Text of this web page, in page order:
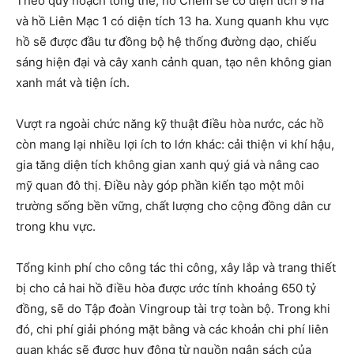
và hồ Liên Mạc 1 có diện tích 13 ha. Xung quanh khu vực
hồ sẽ được đầu tư đồng bộ hệ thống đường dạo, chiếu
sáng hiện đại và cây xanh cảnh quan, tạo nên không gian
xanh mát và tiện ích.
Vượt ra ngoài chức năng kỹ thuật điều hòa nước, các hồ
còn mang lại nhiều lợi ích to lớn khác: cải thiện vi khí hậu,
gia tăng diện tích không gian xanh quý giá và nâng cao
mỹ quan đô thị. Điều này góp phần kiến tạo một môi
trường sống bền vững, chất lượng cho cộng đồng dân cư
trong khu vực.
Tổng kinh phí cho công tác thi công, xây lắp và trang thiết
bị cho cả hai hồ điều hòa được ước tính khoảng 650 tỷ
đồng, sẽ do Tập đoàn Vingroup tài trợ toàn bộ. Trong khi
đó, chi phí giải phóng mặt bằng và các khoản chi phí liên
quan khác sẽ được huy động từ nguồn ngân sách của